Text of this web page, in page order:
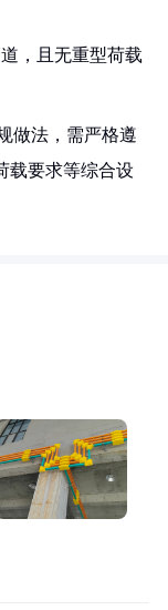
，且无重型荷载
做法，需严格遵
载要求等综合设